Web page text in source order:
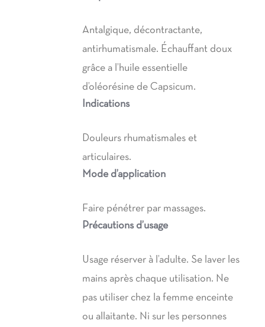
Antalgique, décontractante,
antirhumatismale. Échauffant doux
grâce a l’huile essentielle
d’oléorésine de Capsicum.
Indications
Douleurs rhumatismales et
articulaires.
Mode d’application
Faire pénétrer par massages.
Précautions d’usage
Usage réserver à l’adulte. Se laver les
mains après chaque utilisation. Ne
pas utiliser chez la femme enceinte
ou allaitante. Ni sur les personnes